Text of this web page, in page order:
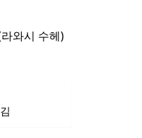
와시 수헤)